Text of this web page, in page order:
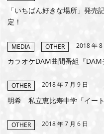
「いちばん好きな場所」発売
定！
MEDIA OTHER 2018 年 8
カラオケDAM曲間番組『DAM
OTHER 2018 年 7 月 9 日
明希 私立恵比寿中学「イー
OTHER 2018 年 7 月 6 日